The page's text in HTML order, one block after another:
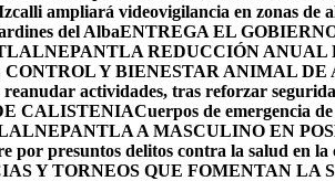
ampliará videovigilancia en zonas de
del AlbaENTREGA EL
REDUCCIÓN ANUAL
Y BIENESTAR ANIMAL DE
actividades, tras reforzar
CALISTENIACuerpos de emergencia
A MASCULINO EN
por presuntos delitos contra la salud en
Y TORNEOS QUE FOMENTAN